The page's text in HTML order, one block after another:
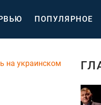
ПОПУЛЯРНОЕ
на украинском